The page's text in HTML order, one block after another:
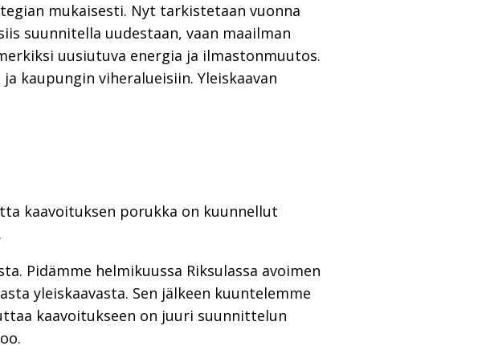
mukaisesti. Nyt tarkistetaan vuonna
suunnitella uudestaan, vaan maailman
uusiutuva energia ja ilmastonmuutos.
kaupungin viheralueisiin. Yleiskaavan
kaavoituksen porukka on kuunnellut
Pidämme helmikuussa Riksulassa avoimen
yleiskaavasta. Sen jälkeen kuuntelemme
kaavoitukseen on juuri suunnittelun